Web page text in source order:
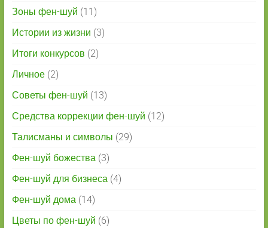
Зоны фен-шуй (11)
Истории из жизни (3)
Итоги конкурсов (2)
Личное(2)
Советы фен-шуй (13)
Средства коррекции фен-шуй (12)
Талисманы и символы (29)
Фен-шуй божества(3)
Фен-шуй для бизнеса(4)
Фен-шуй дома(14)
Цветы по фен-шуй (6)